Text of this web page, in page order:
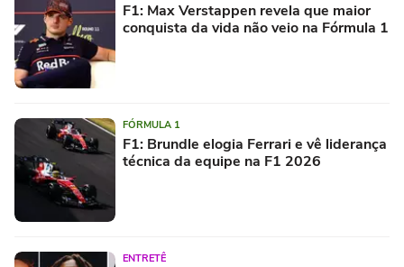
F1: Max Verstappen revela que maior
conquista da vida não veio na Fórmula 1
FÓRMULA 1
F1: Brundle elogia Ferrari e vê liderança
técnica da equipe na F1 2026
ENTRETÊ